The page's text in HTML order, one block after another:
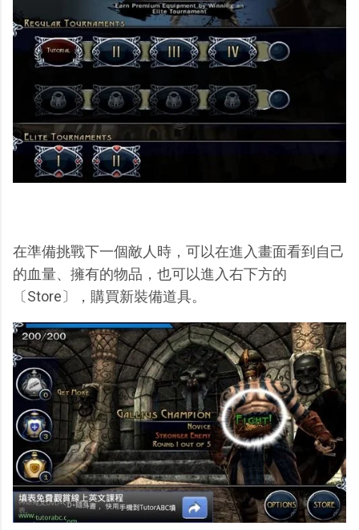
在準備挑戰下一個敵人時，可以在進入畫面看到自己
的血量、擁有的物品，也可以進入右下方的
〔Store〕，購買新裝備道具。